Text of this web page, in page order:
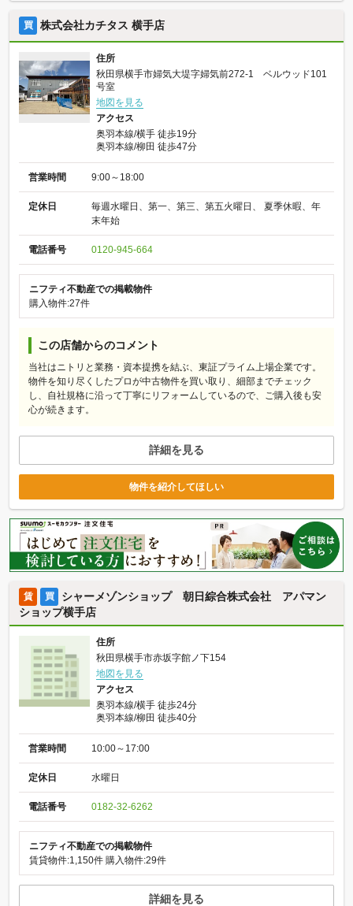
買 株式会社カチタス 横手店
住所
秋田県横手市婦気大堤字婦気前272-1 ベルウッド101
号室
地図を見る
アクセス
奥羽本線/横手 徒歩19分
奥羽本線/柳田 徒歩47分
営業時間 9:00～18:00
定休日
毎週水曜日、第一、第三、第五火曜日、 夏季休暇、年
末年始
電話番号 0120-945-664
ニフティ不動産での掲載物件
購入物件:27件
この店舗からのコメント
当社はニトリと業務・資本提携を結ぶ、東証プライム上場企業です。
物件を知り尽くしたプロが中古物件を買い取り、細部までチェック
し、自社規格に沿って丁寧にリフォームしているので、ご購入後も安
心が続きます。
詳細を見る
物件を紹介してほしい
賃 買
シャーメゾンショップ 朝日綜合株式会社 アパマン
ショップ横手店
住所
秋田県横手市赤坂字館ノ下154
地図を見る
アクセス
奥羽本線/横手 徒歩24分
奥羽本線/柳田 徒歩40分
営業時間 10:00～17:00
定休日 水曜日
電話番号 0182-32-6262
ニフティ不動産での掲載物件
賃貸物件:1,150件 購入物件:29件
詳細を見る